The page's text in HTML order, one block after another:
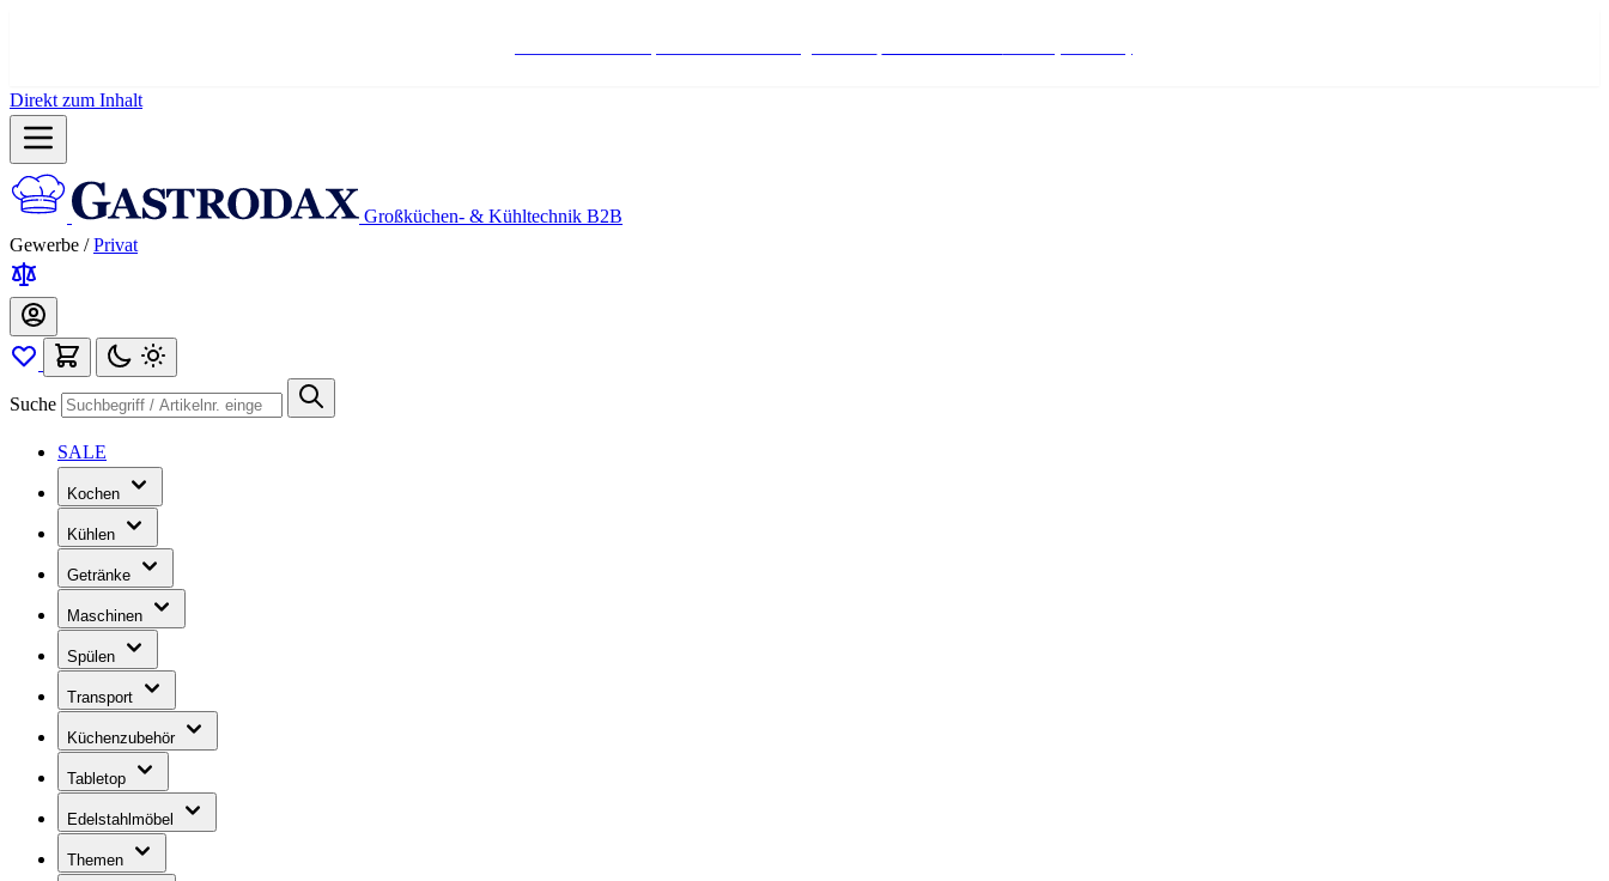
Direkt zum Inhalt
Großküchen- & Kühltechnik B2B
Gewerbe / Privat
Suche
SALE
Kochen
Kühlen
Getränke
Maschinen
Spülen
Transport
Küchenzubehör
Tabletop
Edelstahlmöbel
Themen